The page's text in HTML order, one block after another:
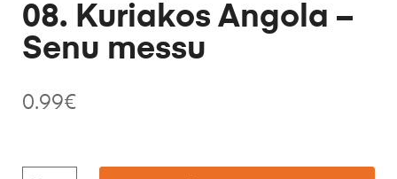
08. Kuriakos Angola –
Senu messu
0.99€